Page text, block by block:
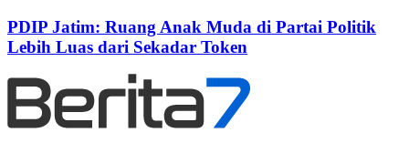
PDIP Jatim: Ruang Anak Muda di Partai Politik
Lebih Luas dari Sekadar Token